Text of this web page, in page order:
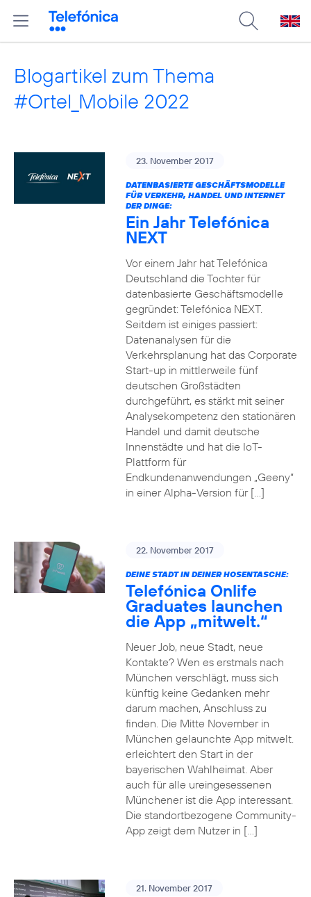
Blogartikel zum Thema
#Ortel_Mobile 2022
23. November 2017
DATENBASIERTE GESCHÄFTSMODELLE
FÜR VERKEHR, HANDEL UND INTERNET
DER DINGE:
Ein Jahr Telefónica
NEXT
Vor einem Jahr hat Telefónica
Deutschland die Tochter für
datenbasierte Geschäftsmodelle
gegründet: Telefónica NEXT.
Seitdem ist einiges passiert:
Datenanalysen für die
Verkehrsplanung hat das Corporate
Start-up in mittlerweile fünf
deutschen Großstädten
durchgeführt, es stärkt mit seiner
Analysekompetenz den stationären
Handel und damit deutsche
Innenstädte und hat die IoT-
Plattform für
Endkundenanwendungen „Geeny“
in einer Alpha-Version für […]
22. November 2017
DEINE STADT IN DEINER HOSENTASCHE:
Telefónica Onlife
Graduates launchen
die App „mitwelt.“
Neuer Job, neue Stadt, neue
Kontakte? Wen es erstmals nach
München verschlägt, muss sich
künftig keine Gedanken mehr
darum machen, Anschluss zu
finden. Die Mitte November in
München gelaunchte App mitwelt.
erleichtert den Start in der
bayerischen Wahlheimat. Aber
auch für alle ureingesessenen
Münchener ist die App interessant.
Die standortbezogene Community-
App zeigt dem Nutzer in […]
21. November 2017